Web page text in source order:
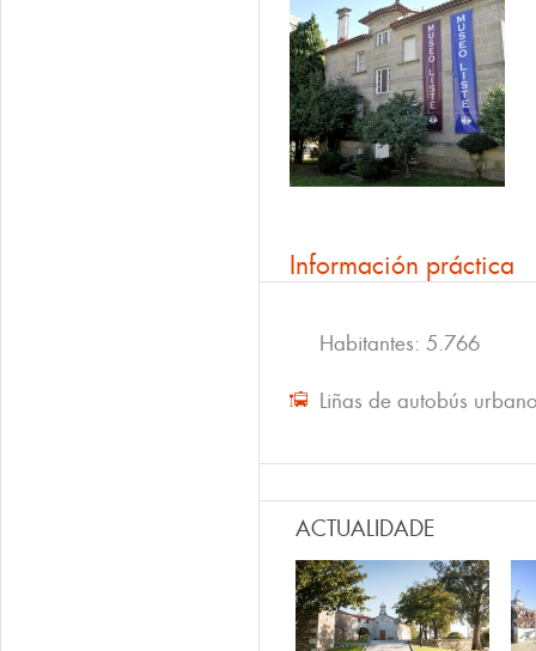
Información práctica
Habitantes: 5.766
Liñas de autobús
ACTUALIDADE